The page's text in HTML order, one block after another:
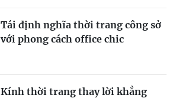
Tái định nghĩa thời trang công sở
với phong cách office chic
Kính thời trang thay lời khẳng